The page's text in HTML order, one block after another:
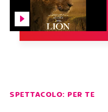
SPETTACOLO: PER TE